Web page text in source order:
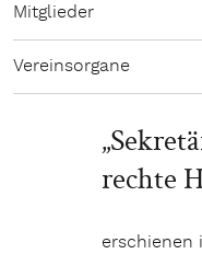
Mitglieder
Vereinsorgane
rechte
erschienen